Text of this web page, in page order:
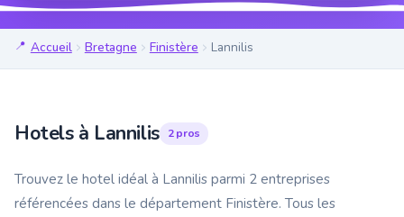
Accueil Bretagne Finistère Lannilis
Hotels à Lannilis 2 pros
Trouvez le hotel idéal à Lannilis parmi 2 entreprises
référencées dans le département Finistère. Tous les